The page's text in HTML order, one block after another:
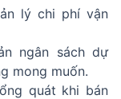
lý chi phí vận
ngân sách dự
mong muốn.
quát khi bán